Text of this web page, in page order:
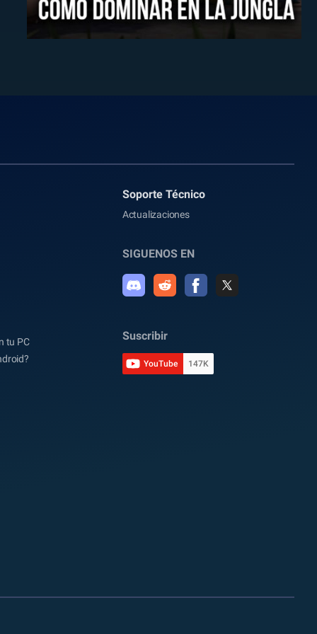
tu PC
Soporte Técnico
Actualizaciones
SIGUENOS EN
Suscribir
YouTube 147K